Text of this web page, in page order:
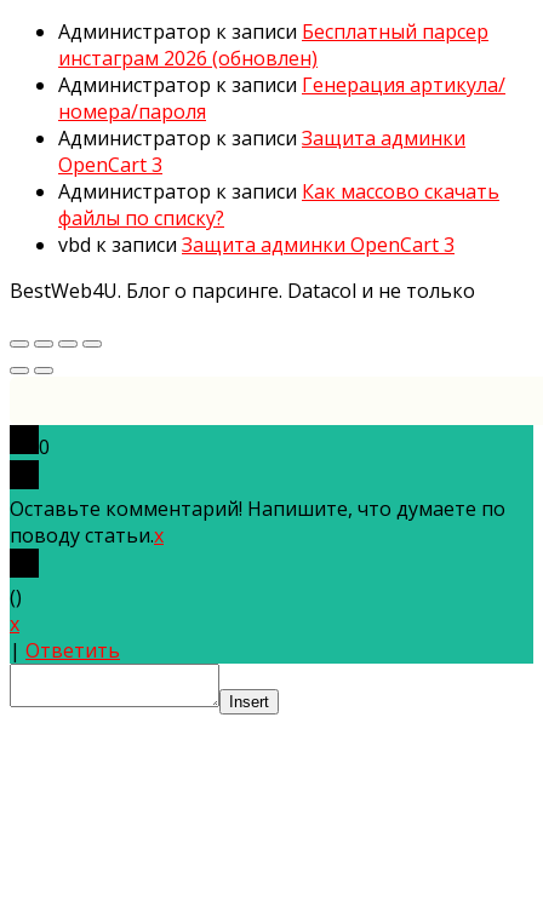
Администратор к записи Бесплатный парсер
инстаграм 2026 (обновлен)
Администратор к записи Генерация артикула/
номера/пароля
Администратор к записи Защита админки
OpenCart 3
Администратор к записи Как массово скачать
файлы по списку?
vbd к записи Защита админки OpenCart 3
BestWeb4U. Блог о парсинге. Datacol и не только
0
Оставьте комментарий! Напишите, что думаете по
поводу статьи.x
()
x
| Ответить
Insert